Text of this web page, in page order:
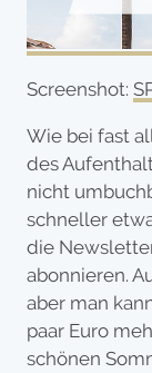
Screenshot:
Wie bei fast
des
nicht
schneller
die
abonnieren.
aber man
paar Euro
schönen